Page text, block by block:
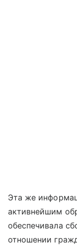
Эта же
активнейшим
обеспечивала
отношении